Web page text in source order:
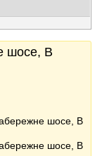
шосе, В
шосе, В
шосе, В